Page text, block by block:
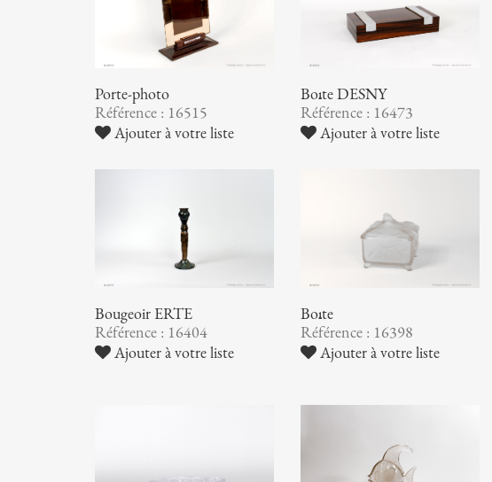
Porte-photo
Référence : 16515
Ajouter à votre liste
Boîte DESNY
Référence : 16473
Ajouter à votre liste
Bougeoir ERTE
Référence : 16404
Ajouter à votre liste
Boîte
Référence : 16398
Ajouter à votre liste